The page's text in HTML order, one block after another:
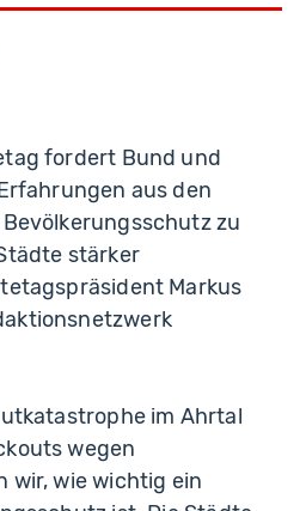
fordert Bund und
aus den
zu
stärker
Markus
im Ahrtal
wegen
wir, wie wichtig ein